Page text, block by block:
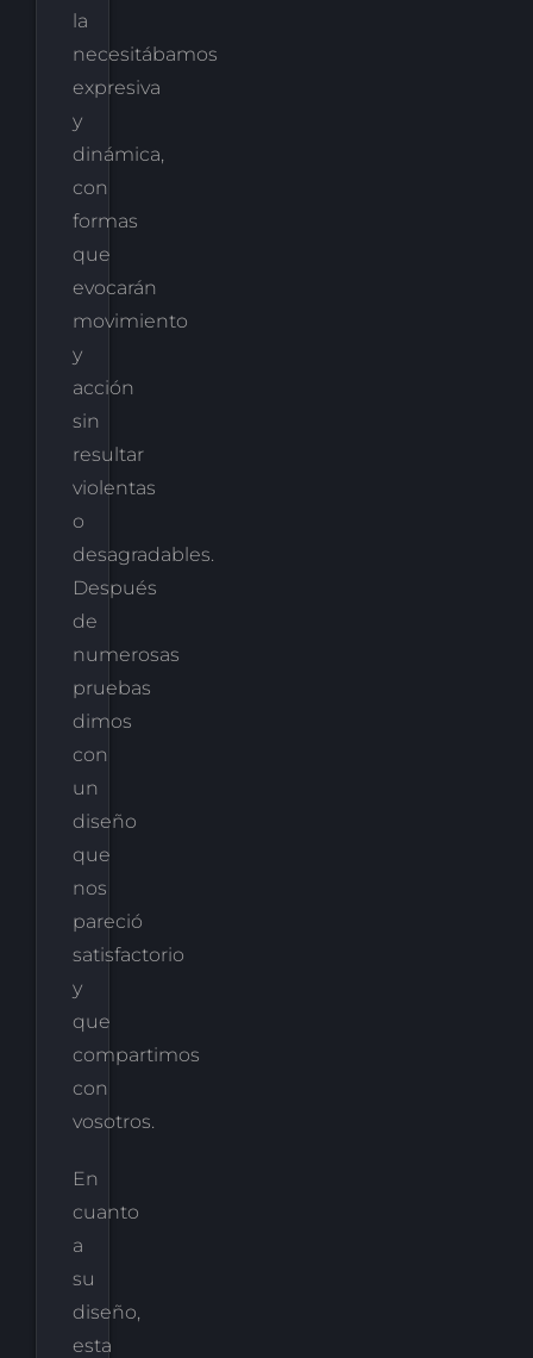
la
necesitábamos
expresiva
y
dinámica,
con
formas
que
evocarán
movimiento
y
acción
sin
resultar
violentas
o
desagradables.
Después
de
numerosas
pruebas
dimos
con
un
diseño
que
nos
pareció
satisfactorio
y
que
compartimos
con
vosotros.
En
cuanto
a
su
diseño,
esta